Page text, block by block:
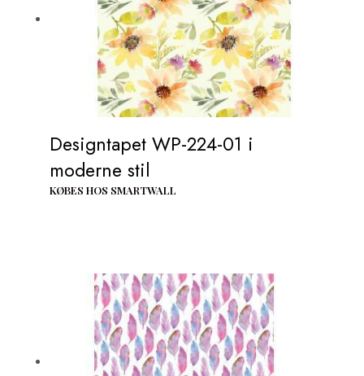
Designtapet WP-224-01 i
moderne stil
KØBES HOS SMARTWALL